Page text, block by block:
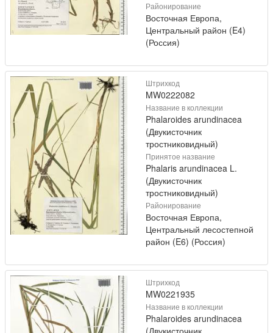
Районирование
Восточная Европа,
Центральный район (E4)
(Россия)
Штрихкод
MW0222082
Название в коллекции
Phalaroides arundinacea
(Двукисточник
тростниковидный)
Принятое название
Phalaris arundinacea L.
(Двукисточник
тростниковидный)
Районирование
Восточная Европа,
Центральный лесостепной
район (E6) (Россия)
Штрихкод
MW0221935
Название в коллекции
Phalaroides arundinacea
(Двукисточник